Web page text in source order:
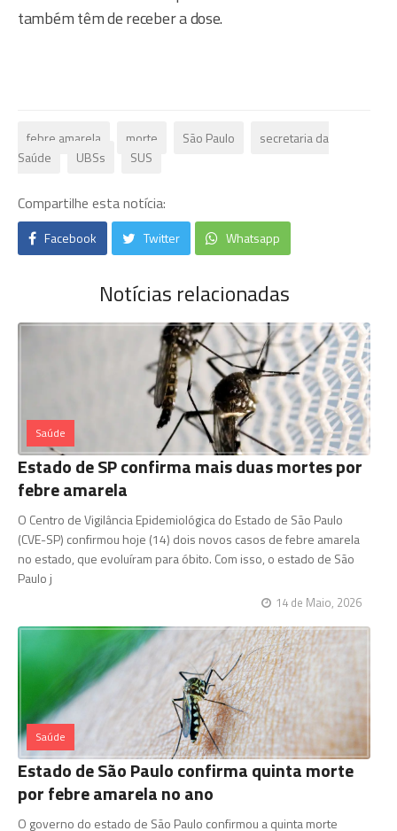
também têm de receber a dose.
febre amarela morte São Paulo
secretaria da
Saúde
UBSs SUS
Compartilhe esta notícia:
Facebook Twitter Whatsapp
Notícias relacionadas
Saúde
Estado de SP confirma mais duas mortes por
febre amarela
O Centro de Vigilância Epidemiológica do Estado de São Paulo
(CVE-SP) confirmou hoje (14) dois novos casos de febre amarela
no estado, que evoluíram para óbito. Com isso, o estado de São
Paulo j
14 de Maio, 2026
Saúde
Estado de São Paulo confirma quinta morte
por febre amarela no ano
O governo do estado de São Paulo confirmou a quinta morte